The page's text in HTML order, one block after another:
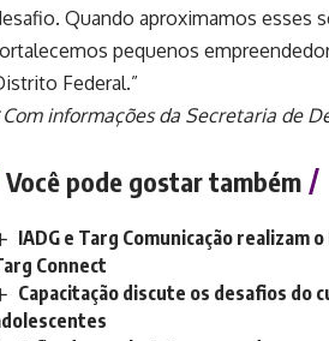
Quando aproximamos esses
pequenos
Federal.”
Com informações da Secretaria de
Você pode gostar também
IADG e Targ Comunicação realizam
Connect
Capacitação discute os desafios do